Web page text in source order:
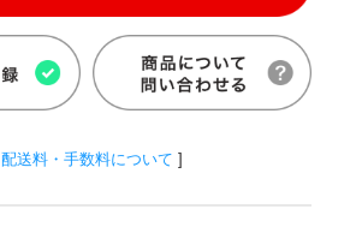
配送料・手数料について ]